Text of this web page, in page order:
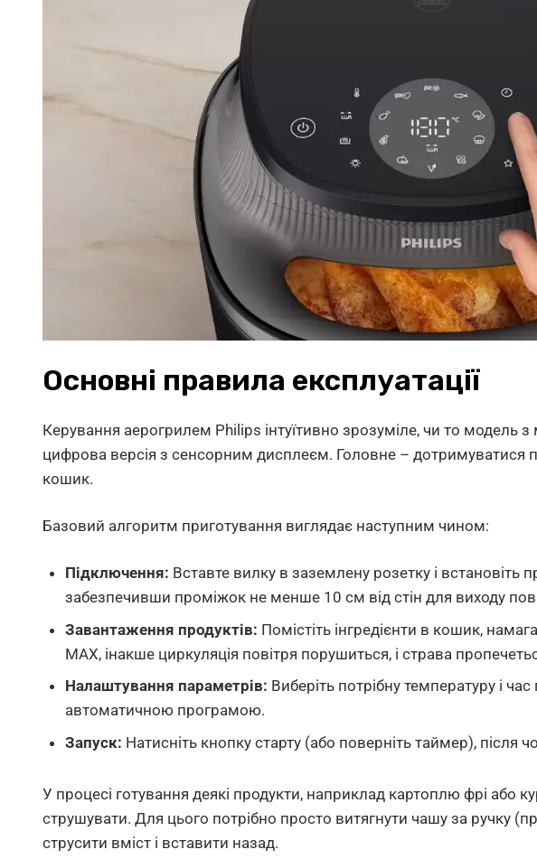
Основні правила експлуатації
Керування аерогрилем Philips інтуїтивно зрозуміле, чи то модель
цифрова версія з сенсорним дисплеєм. Головне – дотримуватися
кошик.
Базовий алгоритм приготування виглядає наступним чином:
Підключення: Вставте вилку в заземлену розетку і встановіть
забезпечивши проміжок не менше 10 см від стін для виходу
Завантаження продуктів: Помістіть інгредієнти в кошик,
MAX, інакше циркуляція повітря порушиться, і страва
Налаштування параметрів: Виберіть потрібну температуру і
автоматичною програмою.
Запуск: Натисніть кнопку старту (або поверніть таймер), після
У процесі готування деякі продукти, наприклад картоплю фрі або
струшувати. Для цього потрібно просто витягнути чашу за ручку
струсити вміст і вставити назад.